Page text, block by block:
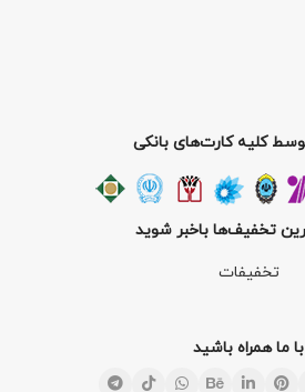
کلیه کارت‌های بانکی
تخفیف‌ها باخبر شوید
تخفیفات
با ما همراه باشید